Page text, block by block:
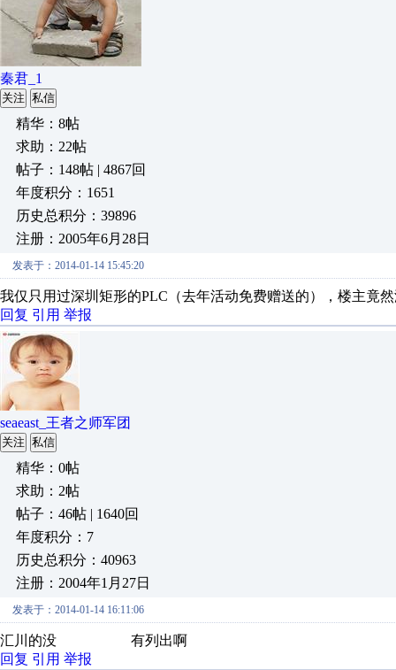
秦君_1
关注 私信
精华：8帖
求助：22帖
帖子：148帖 | 4867回
年度积分：1651
历史总积分：39896
注册：2005年6月28日
发表于：2014-01-14 15:45:20
我仅只用过深圳矩形的PLC（去年活动免费赠送的），楼主竟
回复 引用 举报
seaeast_王者之师军团
关注 私信
精华：0帖
求助：2帖
帖子：46帖 | 1640回
年度积分：7
历史总积分：40963
注册：2004年1月27日
发表于：2014-01-14 16:11:06
汇川的没 有列出啊
回复 引用 举报